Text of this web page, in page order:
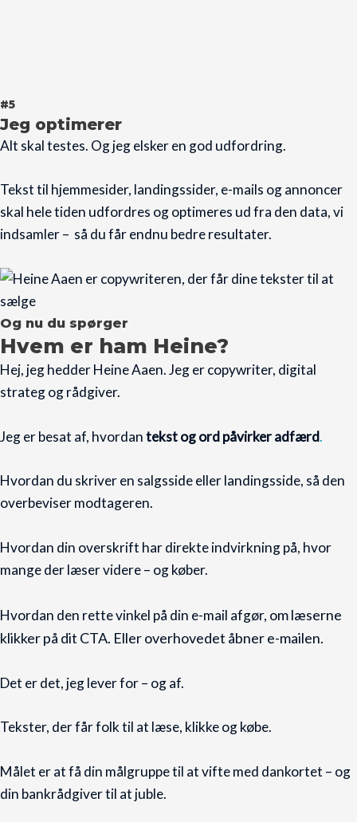
#5
Jeg optimerer
Alt skal testes. Og jeg elsker en god udfordring.
Tekst til hjemmesider, landingssider, e-mails og annoncer
skal hele tiden udfordres og optimeres ud fra den data, vi
indsamler – så du får endnu bedre resultater.
Og nu du spørger
Hvem er ham Heine?
Hej, jeg hedder Heine Aaen. Jeg er copywriter, digital
strateg og rådgiver.
Jeg er besat af, hvordantekst og ord påvirker adfærd.
Hvordan du skriver en salgsside eller landingsside, så den
overbeviser modtageren.
Hvordan din overskrift har direkte indvirkning på, hvor
mange der læser videre – og køber.
Hvordan den rette vinkel på din e-mail afgør, om læserne
klikker på dit CTA. Eller overhovedet åbner e-mailen.
Det er det, jeg lever for – og af.
Tekster, der får folk til at læse, klikke og købe.
Målet er at få din målgruppe til at vifte med dankortet – og
din bankrådgiver til at juble.